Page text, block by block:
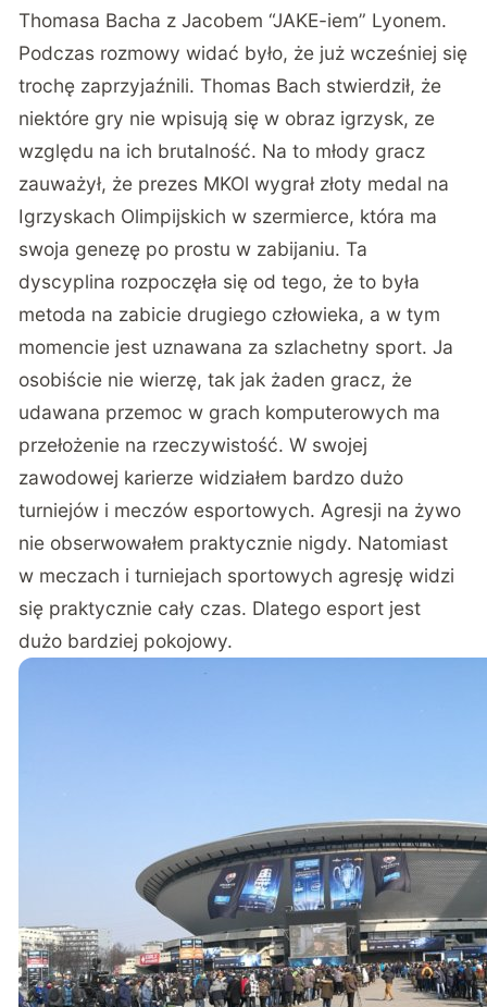
Thomasa Bacha z Jacobem “JAKE-iem” Lyonem.
Podczas rozmowy widać było, że już wcześniej się
trochę zaprzyjaźnili. Thomas Bach stwierdził, że
niektóre gry nie wpisują się w obraz igrzysk, ze
względu na ich brutalność. Na to młody gracz
zauważył, że prezes MKOl wygrał złoty medal na
Igrzyskach Olimpijskich w szermierce, która ma
swoja genezę po prostu w zabijaniu. Ta
dyscyplina rozpoczęła się od tego, że to była
metoda na zabicie drugiego człowieka, a w tym
momencie jest uznawana za szlachetny sport. Ja
osobiście nie wierzę, tak jak żaden gracz, że
udawana przemoc w grach komputerowych ma
przełożenie na rzeczywistość. W swojej
zawodowej karierze widziałem bardzo dużo
turniejów i meczów esportowych. Agresji na żywo
nie obserwowałem praktycznie nigdy. Natomiast
w meczach i turniejach sportowych agresję widzi
się praktycznie cały czas. Dlatego esport jest
dużo bardziej pokojowy.